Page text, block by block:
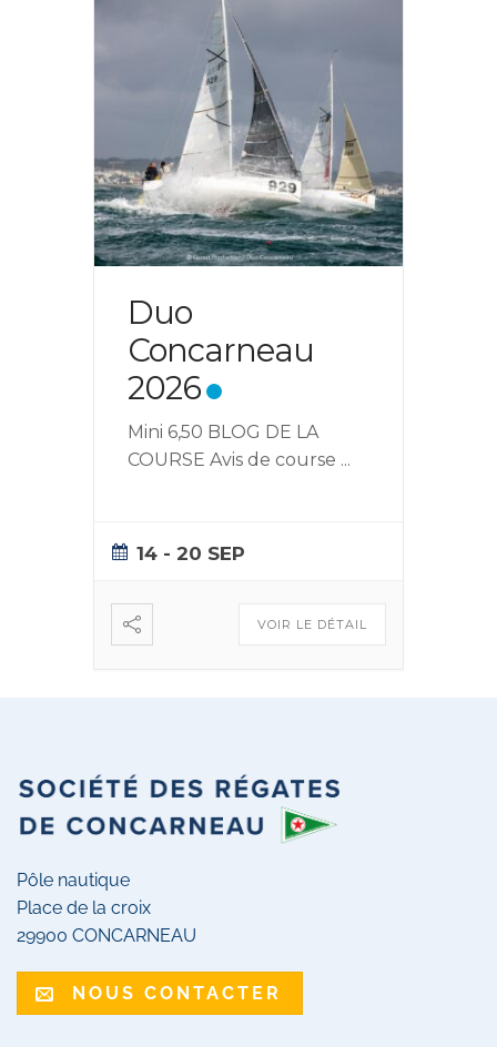
Duo
Concarneau
2026
Mini 6,50 BLOG DE LA
COURSE Avis de course ...
14 - 20 SEP
VOIR LE DÉTAIL
Pôle nautique
Place de la croix
29900 CONCARNEAU
NOUS CONTACTER